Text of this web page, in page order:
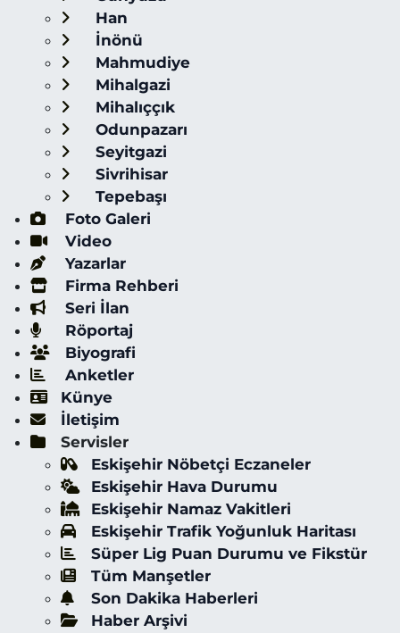
Han
İnönü
Mahmudiye
Mihalgazi
Mihalıççık
Odunpazarı
Seyitgazi
Sivrihisar
Tepebaşı
Foto Galeri
Video
Yazarlar
Firma Rehberi
Seri İlan
Röportaj
Biyografi
Anketler
Künye
İletişim
Servisler
Eskişehir Nöbetçi Eczaneler
Eskişehir Hava Durumu
Eskişehir Namaz Vakitleri
Eskişehir Trafik Yoğunluk Haritası
Süper Lig Puan Durumu ve Fikstür
Tüm Manşetler
Son Dakika Haberleri
Haber Arşivi